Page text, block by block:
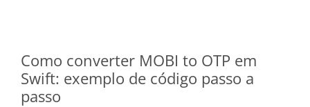
Como converter MOBI to OTP em
Swift: exemplo de código passo a
passo